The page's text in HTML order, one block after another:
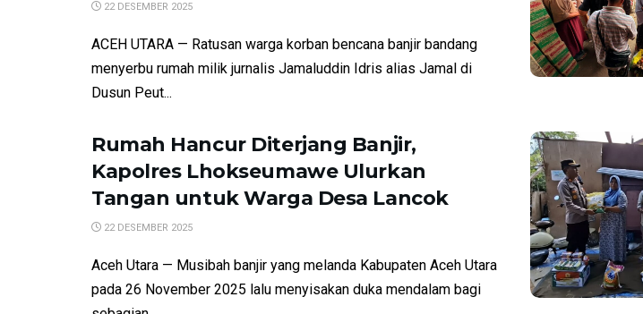
22 DESEMBER 2025
ACEH UTARA — Ratusan warga korban bencana banjir bandang
menyerbu rumah milik jurnalis Jamaluddin Idris alias Jamal di
Dusun Peut...
Rumah Hancur Diterjang Banjir,
Kapolres Lhokseumawe Ulurkan
Tangan untuk Warga Desa Lancok
22 DESEMBER 2025
Aceh Utara — Musibah banjir yang melanda Kabupaten Aceh Utara
pada 26 November 2025 lalu menyisakan duka mendalam bagi